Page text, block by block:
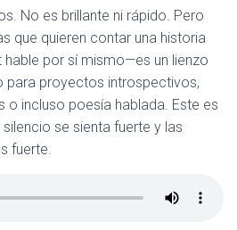
No es brillante ni rápido. Pero
que quieren contar una historia
por sí mismo—es un lienzo
para proyectos introspectivos,
o incluso poesía hablada. Este es
se sienta fuerte y las
fuerte.